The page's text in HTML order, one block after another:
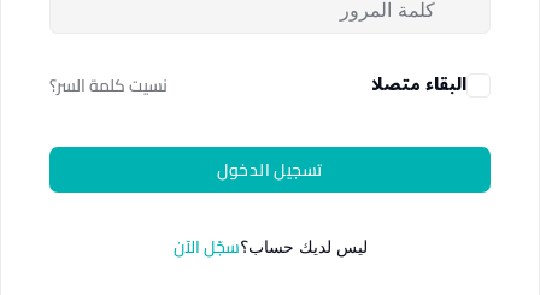
البقاء متصلا نسيت كلمة السر؟
تسجيل الدخول
ليس لديك حساب؟سجّل الآن